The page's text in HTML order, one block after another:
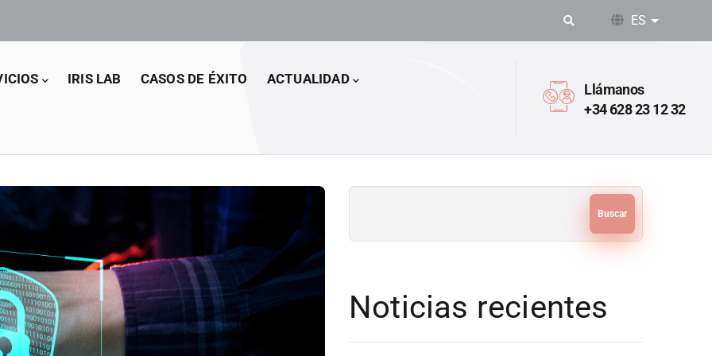
ES Lista
IRIS LAB CASOS DE ÉXITO ACTUALIDAD
Llámanos
+34 628 23 12 32
Noticias recientes